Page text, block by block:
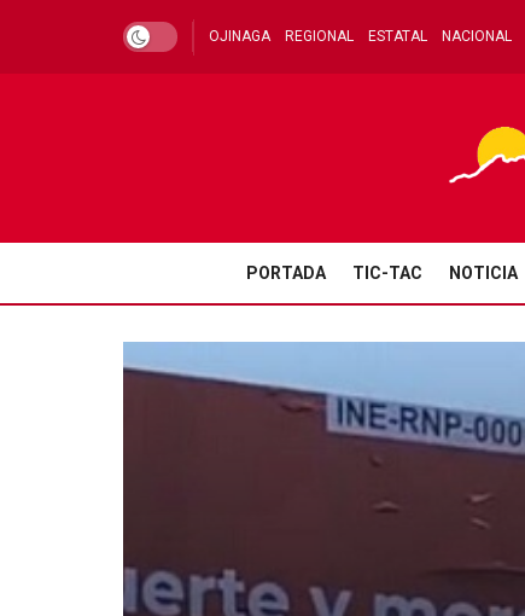
OJINAGA REGIONAL ESTATAL NACIONAL
PORTADA TIC-TAC NOTICIA